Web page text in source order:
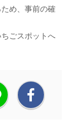
め、事前の確
ごスポットへ